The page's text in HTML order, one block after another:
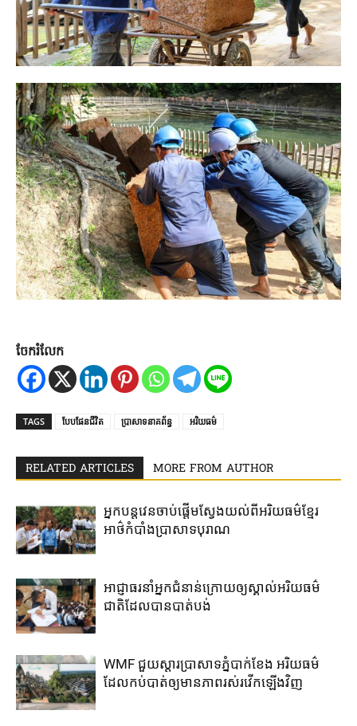
ចែករំលែក
TAGS បែបផែនជីវិត ប្រាសាទនាគព័ន្ធ អរិយធម៌
RELATED ARTICLES MORE FROM AUTHOR
អ្នកបន្តវេន​ចាប់​ផ្តើម​ស្វែង​យល់​ពី​អរិយធម៌ខ្មែរ​
អាថ៌កំបាំងប្រាសាទបុរាណ
អាជ្ញាធរ​នាំ​អ្នក​ជំនាន់​ក្រោយ​ឲ្យ​ស្គាល់​អរិយធម៌​​
ជាតិ​ដែល​បាន​បាត់​បង់​
WMF ជួយ​ស្តារ​ប្រាសាទ​ភ្នំ​បាក់​ខែង​ អរិយធម៌​​
ដែល​កប់​បាត់​ឲ្យ​មាន​ភាព​រស់​រវើក​ឡើង​វិញ